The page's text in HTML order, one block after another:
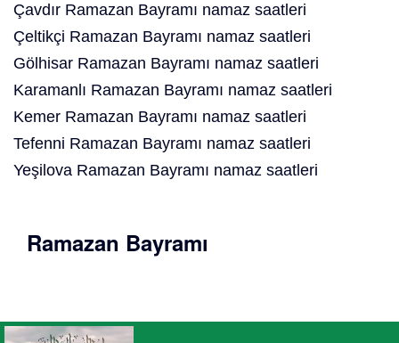
Çavdır Ramazan Bayramı namaz saatleri
Çeltikçi Ramazan Bayramı namaz saatleri
Gölhisar Ramazan Bayramı namaz saatleri
Karamanlı Ramazan Bayramı namaz saatleri
Kemer Ramazan Bayramı namaz saatleri
Tefenni Ramazan Bayramı namaz saatleri
Yeşilova Ramazan Bayramı namaz saatleri
Ramazan Bayramı